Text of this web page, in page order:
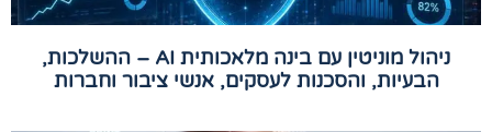
ניהול מוניטין עם בינה מלאכותית AI – ההשלכות,
הבעיות, והסכנות לעסקים, אנשי ציבור וחברות